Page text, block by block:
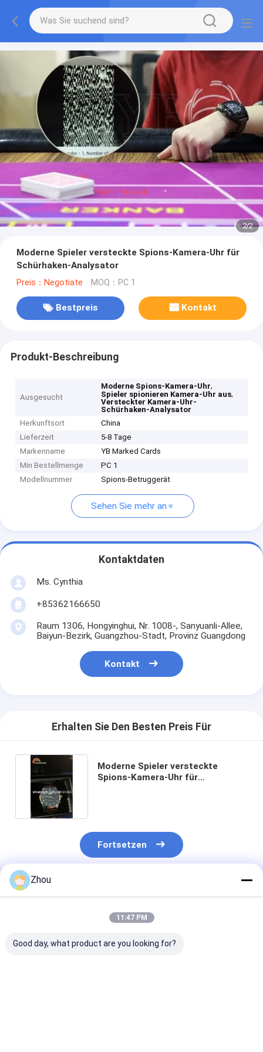
2/2
Moderne Spieler versteckte Spions-Kamera-Uhr für
Schürhaken-Analysator
Preis：Negotiate MOQ：PC 1
Bestpreis Kontakt
Produkt-Beschreibung
Ausgesucht
Moderne Spions-Kamera-Uhr,
Spieler spionieren Kamera-Uhr aus,
Versteckter Kamera-Uhr-
Schürhaken-Analysator
Herkunftsort
China
Lieferzeit
5-8 Tage
Markenname
YB Marked Cards
Min Bestellmenge
PC 1
Modellnummer
Spions-Betruggerät
Sehen Sie mehr an
Kontaktdaten
Ms. Cynthia
‪+85362166650‬
Raum 1306, Hongyinghui, Nr. 1008-, Sanyuanli-Allee,
Baiyun-Bezirk, Guangzhou-Stadt, Provinz Guangdong
Kontakt
Erhalten Sie Den Besten Preis Für
Moderne Spieler versteckte
Spions-Kamera-Uhr für
Fortsetzen
Empfohlene Produkte
Zhou
11:47 PM
Good day, what product are you looking for?